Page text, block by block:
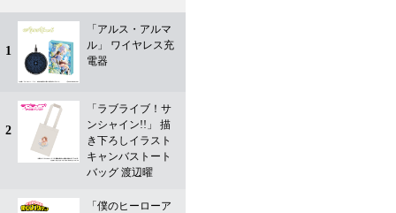
1
「アルス・アルマ
ル」 ワイヤレス充
電器
2
「ラブライブ！サ
ンシャイン!!」 描
き下ろしイラスト
キャンバストート
バッグ 渡辺曜
「僕のヒーローア